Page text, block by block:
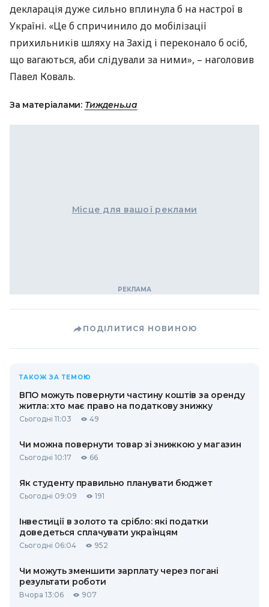
декларація дуже сильно вплинула б на настрої в
Україні. «Це б спричинило до мобілізації
прихильників шляху на Захід і переконало б осіб,
що вагаються, аби слідували за ними», – наголовив
Павел Коваль.
За матеріалами: Тиждень.ua
Місце для вашої реклами
ПОДІЛИТИСЯ НОВИНОЮ
ТАКОЖ ЗА ТЕМОЮ
ВПО можуть повернути частину коштів за оренду
житла: хто має право на податкову знижку
Сьогодні 11:03 49
Чи можна повернути товар зі знижкою у магазин
Сьогодні 10:17 66
Як студенту правильно планувати бюджет
Сьогодні 09:09 191
Інвестиції в золото та срібло: які податки
доведеться сплачувати українцям
Сьогодні 06:04 952
Чи можуть зменшити зарплату через погані
результати роботи
Вчора 13:06 907